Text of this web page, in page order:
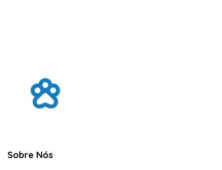
Sobre Nós